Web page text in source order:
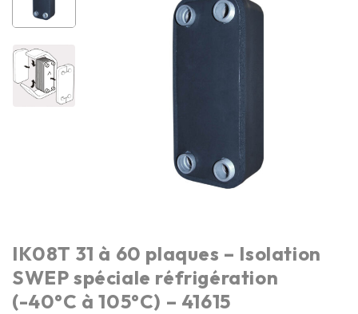
IK08T 31 à 60 plaques – Isolation
SWEP spéciale réfrigération
(-40°C à 105°C) – 41615